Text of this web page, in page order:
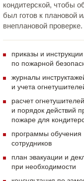
кондитерской, чтобы
был готов к плановой
внеплановой проверке.
приказы и инструкции
по пожарной
журналы
и учета
расчет огнетушителей
и порядок действий
пожаре для
программы обучения
сотрудников
план эвакуации и
при необходимости